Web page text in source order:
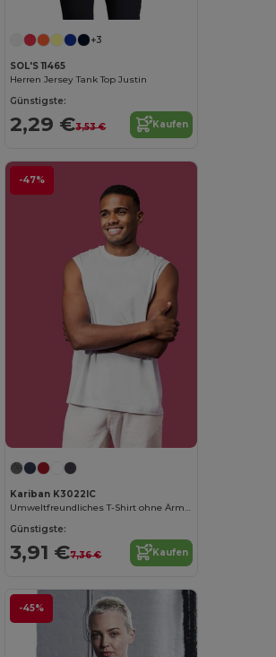
+3
SOL'S 11465
Herren Jersey Tank Top Justin
Günstigste:
2,29 €3,53 € Kaufen
-47%
Kariban K3022IC
Umweltfreundliches T-Shirt ohne Ärmel für Herren
Günstigste:
3,91 €7,36 € Kaufen
-45%